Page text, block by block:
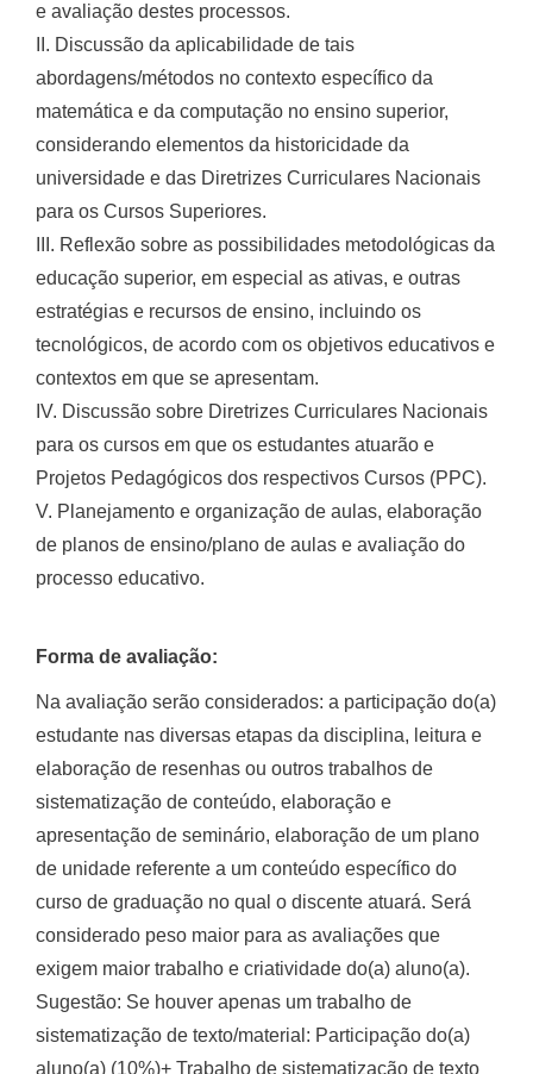
e avaliação destes processos.
II. Discussão da aplicabilidade de tais
abordagens/métodos no contexto específico da
matemática e da computação no ensino superior,
considerando elementos da historicidade da
universidade e das Diretrizes Curriculares Nacionais
para os Cursos Superiores.
III. Reflexão sobre as possibilidades metodológicas da
educação superior, em especial as ativas, e outras
estratégias e recursos de ensino, incluindo os
tecnológicos, de acordo com os objetivos educativos e
contextos em que se apresentam.
IV. Discussão sobre Diretrizes Curriculares Nacionais
para os cursos em que os estudantes atuarão e
Projetos Pedagógicos dos respectivos Cursos (PPC).
V. Planejamento e organização de aulas, elaboração
de planos de ensino/plano de aulas e avaliação do
processo educativo.
Forma de avaliação:
Na avaliação serão considerados: a participação do(a)
estudante nas diversas etapas da disciplina, leitura e
elaboração de resenhas ou outros trabalhos de
sistematização de conteúdo, elaboração e
apresentação de seminário, elaboração de um plano
de unidade referente a um conteúdo específico do
curso de graduação no qual o discente atuará. Será
considerado peso maior para as avaliações que
exigem maior trabalho e criatividade do(a) aluno(a).
Sugestão: Se houver apenas um trabalho de
sistematização de texto/material: Participação do(a)
aluno(a) (10%)+ Trabalho de sistematização de texto